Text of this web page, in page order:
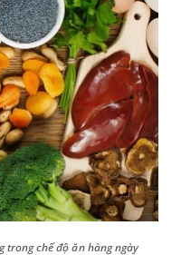
trong chế độ ăn hàng ngày